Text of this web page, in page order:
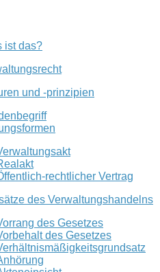
ist das?
und -prinzipien
rechtlicher Vertrag
des Verwaltungshandelns
des Gesetzes
des Gesetzes